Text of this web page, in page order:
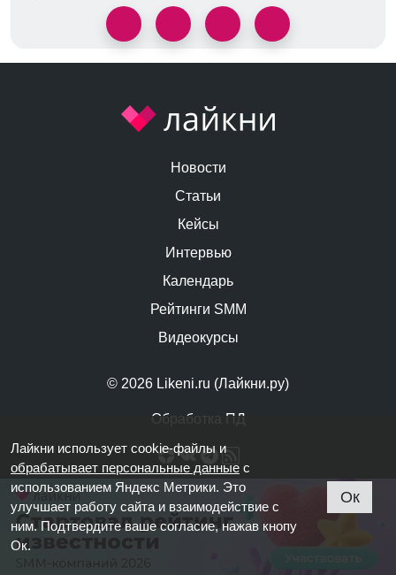
© 2026 Likeni.ru (Лайкни.ру)
Обработка ПД
Новости
Статьи
Кейсы
Интервью
Календарь
Рейтинги SMM
Видеокурсы
Лайкни использует cookie-файлы и
обрабатывает персональные данные с
использованием Яндекс Метрики. Это
улучшает работу сайта и взаимодействие с
ним. Подтвердите ваше согласие, нажав кнопу
Ок.
Ок